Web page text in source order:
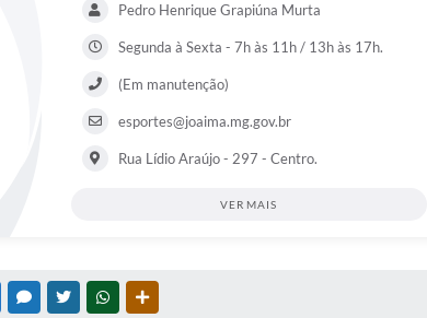
Pedro Henrique Grapiúna Murta
Segunda à Sexta - 7h às 11h / 13h às 17h.
(Em manutenção)
esportes@joaima.mg.gov.br
Rua Lídio Araújo - 297 - Centro.
VER MAIS
FACEBOOKMESSENGER
TWITTERWHATSAPP